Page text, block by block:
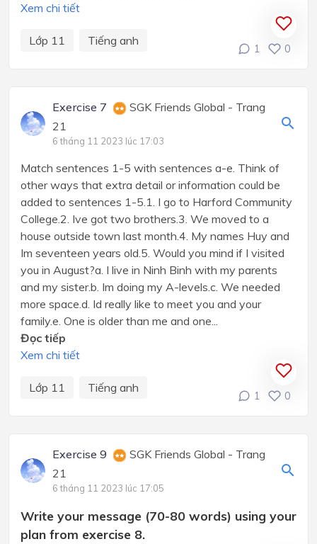
Xem chi tiết
Lớp 11 Tiếng anh
1 0
Exercise 7
SGK Friends Global - Trang
21
6 tháng 11 2023 lúc 17:03
Match sentences 1-5 with sentences a-e. Think of
other ways that extra detail or information could be
added to sentences 1-5.1. I go to Harford Community
College.2. Ive got two brothers.3. We moved to a
house outside town last month.4. My names Huy and
Im seventeen years old.5. Would you mind if I visited
you in August?a. I live in Ninh Binh with my parents
and my sister.b. Im doing my A-levels.c. We needed
more space.d. Id really like to meet you and your
family.e. One is older than me and one...
Đọc tiếp
Xem chi tiết
Lớp 11 Tiếng anh
1 0
Exercise 9
SGK Friends Global - Trang
21
6 tháng 11 2023 lúc 17:05
Write your message (70-80 words) using your
plan from exercise 8.